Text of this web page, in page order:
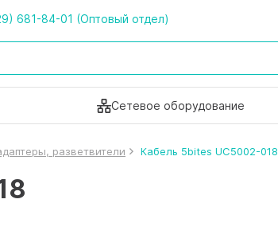
681-84-01 (Оптовый отдел)
Сетевое оборудование
разветвители Кабель 5bites UC5002-018